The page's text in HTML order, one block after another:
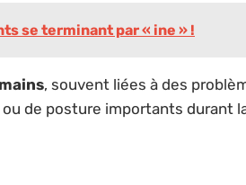
se terminant par « ine » !
, souvent liées à des
de posture importants durant